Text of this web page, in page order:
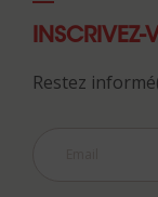
INSCRIVEZ-
Restez